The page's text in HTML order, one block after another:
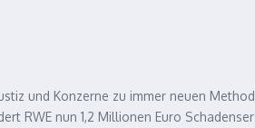
und Konzerne zu immer neuen
RWE nun 1,2 Millionen Euro